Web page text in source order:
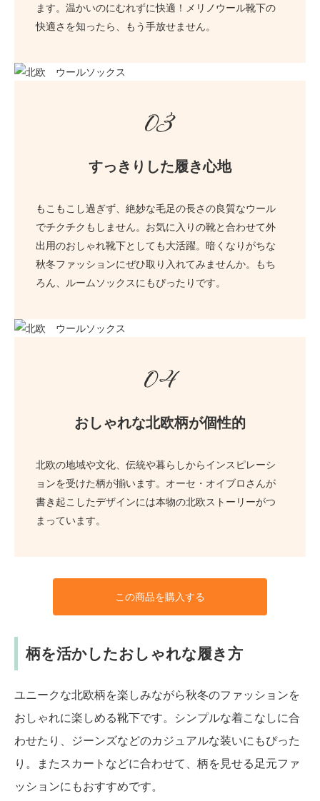
ます。温かいのにむれずに快適！メリノウール靴下の
快適さを知ったら、もう手放せません。
03
すっきりした履き心地
もこもこし過ぎず、絶妙な毛足の長さの良質なウール
でチクチクもしません。お気に入りの靴と合わせて外
出用のおしゃれ靴下としても大活躍。暗くなりがちな
秋冬ファッションにぜひ取り入れてみませんか。もち
ろん、ルームソックスにもぴったりです。
04
おしゃれな北欧柄が個性的
北欧の地域や文化、伝統や暮らしからインスピレーシ
ョンを受けた柄が揃います。オーセ・オイブロさんが
書き起こしたデザインには本物の北欧ストーリーがつ
まっています。
この商品を購入する
柄を活かしたおしゃれな履き方
ユニークな北欧柄を楽しみながら秋冬のファッションを
おしゃれに楽しめる靴下です。シンプルな着こなしに合
わせたり、ジーンズなどのカジュアルな装いにもぴった
り。またスカートなどに合わせて、柄を見せる足元ファ
ッションにもおすすめです。